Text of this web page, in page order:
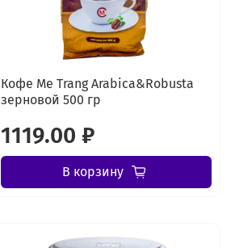
Кофе Me Trang Arabica&Robusta
зерновой 500 гр
1119.00 ₽
В корзину